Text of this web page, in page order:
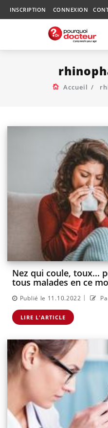
INSCRIPTION CONNEXION
Accueil
Nez qui coule, toux...
tous malades en ce
Publié le 11.10.2022 |
LIRE L'ARTICLE